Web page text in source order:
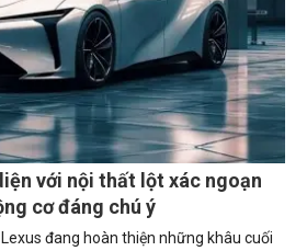
với nội thất lột xác ngoạn
cơ đáng chú ý
đang hoàn thiện những khâu cuối